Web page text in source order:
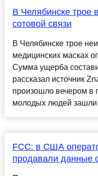
В Челябинске трое
сотовой связи
В Челябинске трое
медицинских масках
Сумма ущерба
рассказал источник
произошло вечером в
молодых людей зашли
FCC: в США
продавали данные